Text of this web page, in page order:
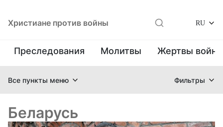
Христиане против войны RU
Преследования Молитвы Жертвы
Все пункты меню Фильтры
Беларусь